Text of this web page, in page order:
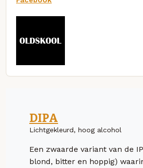
DIPA
Lichtgekleurd, hoog alcohol
Een zwaarde variant van de
blond, bitter en hoppig)